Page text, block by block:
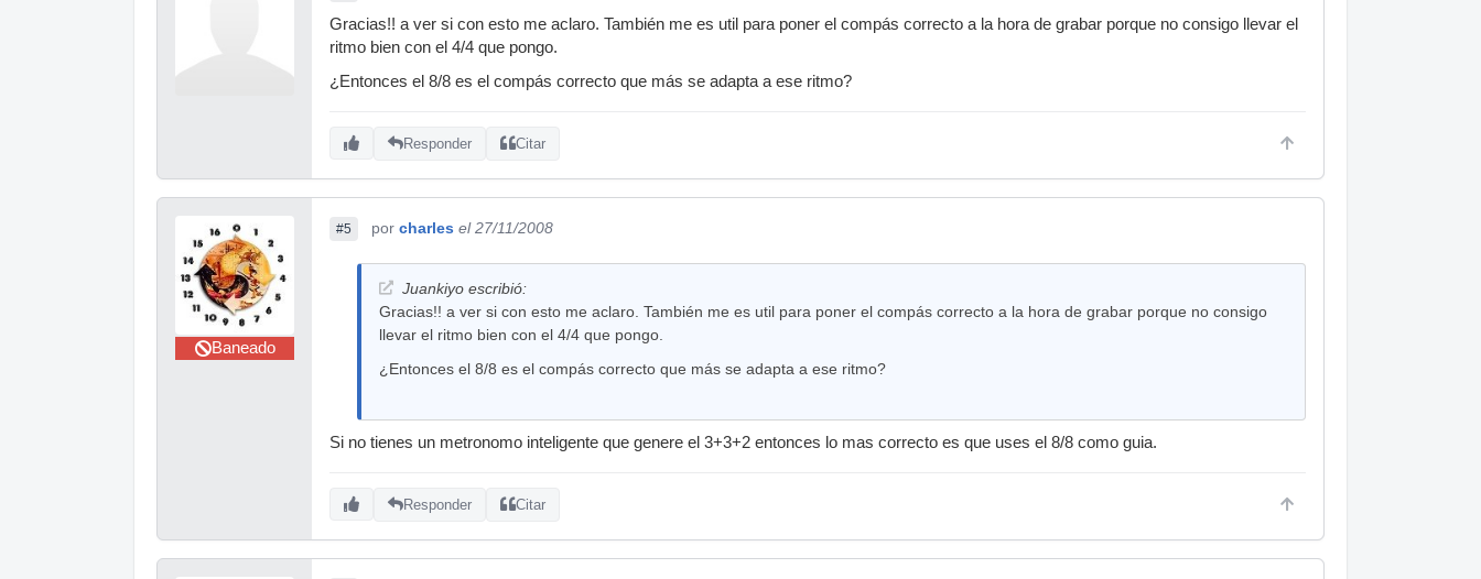
Gracias!! a ver si con esto me aclaro. También me es util para poner el compás correcto a la hora de grabar porque no consigo llevar el
ritmo bien con el 4/4 que pongo.
¿Entonces el 8/8 es el compás correcto que más se adapta a ese ritmo?
Responder Citar
Baneado
#5 por charles el 27/11/2008
Juankiyo escribió:
Gracias!! a ver si con esto me aclaro. También me es util para poner el compás correcto a la hora de grabar porque no consigo
llevar el ritmo bien con el 4/4 que pongo.
¿Entonces el 8/8 es el compás correcto que más se adapta a ese ritmo?
Si no tienes un metronomo inteligente que genere el 3+3+2 entonces lo mas correcto es que uses el 8/8 como guia.
Responder Citar